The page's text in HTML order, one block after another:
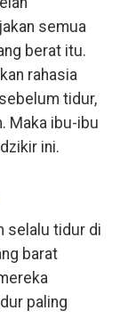
semua
berat itu.
rahasia
tidur,
Maka ibu-ibu
ini.
selalu tidur di
barat
paling